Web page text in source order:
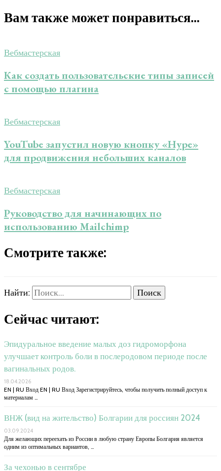
Вам также может понравиться...
Вебмастерская
Как создать пользовательские типы записей
с помощью плагина
Вебмастерская
YouTube запустил новую кнопку «Hype»
для продвижения небольших каналов
Вебмастерская
Руководство для начинающих по
использованию Mailchimp
Смотрите также:
Найти:
Сейчас читают:
Эпидуральное введение малых доз гидроморфона
улучшает контроль боли в послеродовом периоде после
вагинальных родов.
18.04.2026
EN | RU Вход EN | RU Вход Зарегистрируйтесь, чтобы получить полный доступ к
материалам …
ВНЖ (вид на жительство) Болгарии для россиян 2024
03.09.2024
Для желающих переехать из России в любую страну Европы Болгария является
одним из оптимальных вариантов, …
За чехонью в сентябре